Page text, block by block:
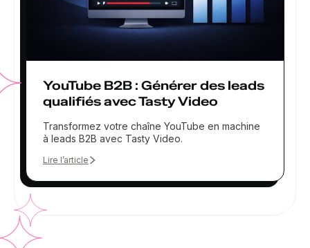
YouTube B2B : Générer des leads
qualifiés avec Tasty Video
Transformez votre chaîne YouTube en machine
à leads B2B avec Tasty Video.
Lire l’article